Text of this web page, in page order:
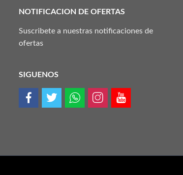
NOTIFICACION DE OFERTAS
Suscribete a nuestras notificaciones de
ofertas
SIGUENOS